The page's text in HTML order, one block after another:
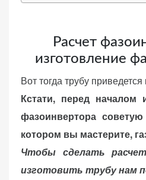
Расчет
изготовление
Вот тогда трубу
Кстати, перед началом
фазоинвертора
котором вы мастерите,
Чтобы сделать
изготовить трубу нам
вы откажетесь от
этих файлов
cookie, некоторые
функции веб-сайта
исчезнут.
Статистические
(аналитика)
посещаемость
(Яндекс.Метрика).